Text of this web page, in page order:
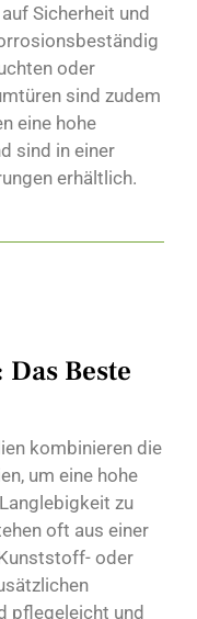
Sicherheit und
oder
sind zudem
eine hohe
sind in einer
erhältlich.
Beste
kombinieren die
um eine hohe
zu
oft aus einer
oder
pflegeleicht und